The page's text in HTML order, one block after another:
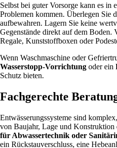
Selbst bei guter Vorsorge kann es in
Problemen kommen. Überlegen Sie
aufbewahren. Lagern Sie keine
Gegenstände direkt auf dem Boden.
Regale, Kunststoffboxen oder
Wenn Waschmaschine oder
Wasserstopp-Vorrichtung oder ein
Schutz bieten.
Fachgerechte
Entwässerungssysteme sind
von Baujahr, Lage und Konstruktion
für Abwassertechnik oder
ein Rückstauverschluss, eine